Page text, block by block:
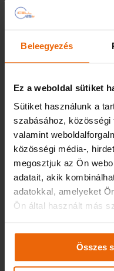
Beleegyezés
Ez a weboldal sütiket
Sütiket használunk a
szabásához,
valamint
közösségi média-,
megosztjuk az Ön
adatait, akik
adatokkal, amelyeket
Ön által használt más
Összes
(Magyar) A nyári
vannak. A hűtési lánc
termékcsoportokkal. Ha
órán át meghaladja a
termékfajtában tud